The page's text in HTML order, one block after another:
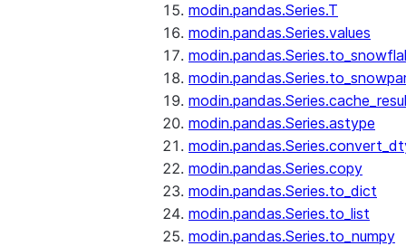
modin.pandas.Series.T
modin.pandas.Series.values
modin.pandas.Series.astype
modin.pandas.Series.copy
modin.pandas.Series.to_dict
modin.pandas.Series.to_list
modin.pandas.Series.to_numpy